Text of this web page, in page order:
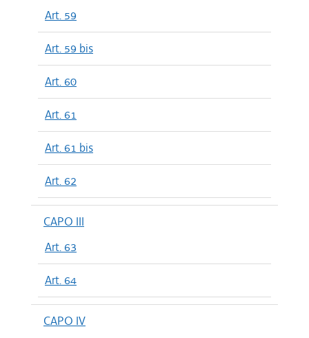
Art. 59
Art. 59 bis
Art. 60
Art. 61
Art. 61 bis
Art. 62
CAPO III
Art. 63
Art. 64
CAPO IV